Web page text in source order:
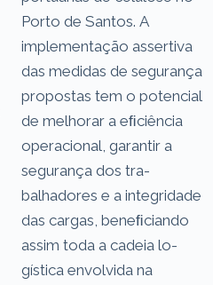
Porto de Santos. A
implementação assertiva
das medidas de segurança
propostas tem o potencial
de melhorar a eﬁciência
operacional, garantir a
segurança dos tra-
balhadores e a integridade
das cargas, beneﬁciando
assim toda a cadeia lo-
gística envolvida na